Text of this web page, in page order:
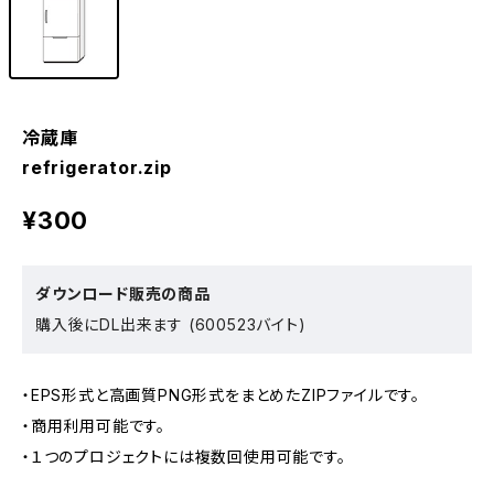
冷蔵庫
refrigerator.zip
¥300
ダウンロード販売の商品
購入後にDL出来ます (600523バイト)
・EPS形式と高画質PNG形式をまとめたZIPファイルです。
・商用利用可能です。
・１つのプロジェクトには複数回使用可能です。